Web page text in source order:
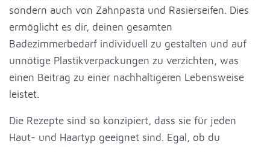
sondern auch von Zahnpasta und Rasierseifen. Dies
ermöglicht es dir, deinen gesamten
Badezimmerbedarf individuell zu gestalten und auf
unnötige Plastikverpackungen zu verzichten, was
einen Beitrag zu einer nachhaltigeren Lebensweise
leistet.
Die Rezepte sind so konzipiert, dass sie für jeden
Haut- und Haartyp geeignet sind. Egal, ob du